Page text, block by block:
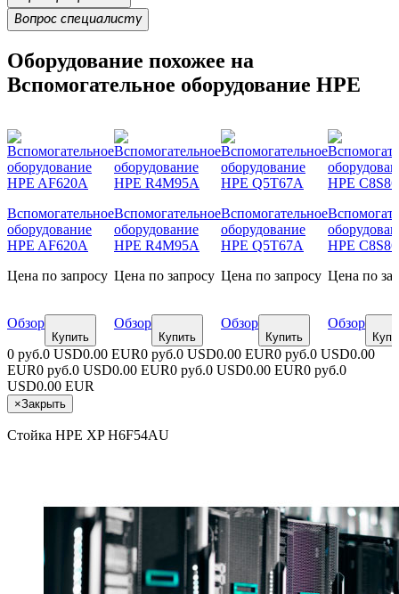
Вопрос специалисту
Оборудование похожее на
Вспомогательное оборудование HPE
Вспомогательное
оборудование
HPE AF620A
Цена по запросу
Обзор
Купить
Вспомогательное
оборудование
HPE R4M95A
Цена по запросу
Обзор
Купить
Вспомогательное
оборудование
HPE Q5T67A
Цена по запросу
Обзор
Купить
HPE
Цена по
Обзор
0 руб.0 USD0.00 EUR0 руб.0 USD0.00 EUR0 руб.0 USD0.00
EUR0 руб.0 USD0.00 EUR0 руб.0 USD0.00 EUR0 руб.0
USD0.00 EUR
×Закрыть
Стойка HPE XP H6F54AU